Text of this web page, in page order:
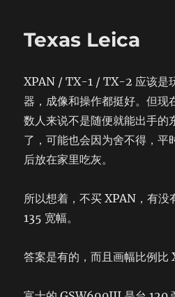
Texas Leica
XPAN / TX-1 / TX-2 应该是
器，成像和操作都挺好。但现
数人来说不是随便就能出手的
了，可能也会因为舍不得，平
后放在家里吃灰。
所以想着，不买 XPAN，有没
135 宽幅。
答案是有的，而且画幅比例比